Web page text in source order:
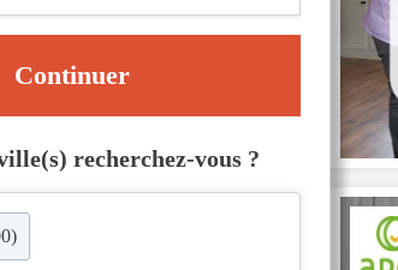
Continuer
recherchez-vous ?